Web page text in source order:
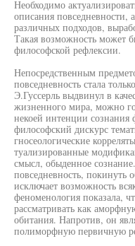
Необходимо
описания повседневности,
различных подходов,
Такая возможность может
философской рефлексии.
Непосредственным
повседневность стала
Э.Гуссерль выдвинул в
жизненного мира, можно
некоей интенции сознания
философский дискурс
гносеологические
туализированные
смысл, обыденное
повседневность, покинуть
исключает возможность
феноменология показала,
рассматривать как
обитания. Напротив, он
полиморфную первичную